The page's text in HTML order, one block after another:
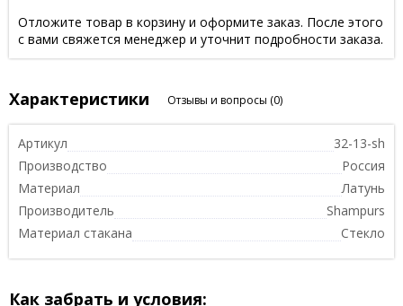
Отложите товар в корзину и оформите заказ. После этого
с вами свяжется менеджер и уточнит подробности заказа.
Характеристики Отзывы и вопросы (0)
Артикул
32-13-sh
Производство
Россия
Материал
Латунь
Производитель
Shampurs
Материал стакана
Стекло
Как забрать и условия: